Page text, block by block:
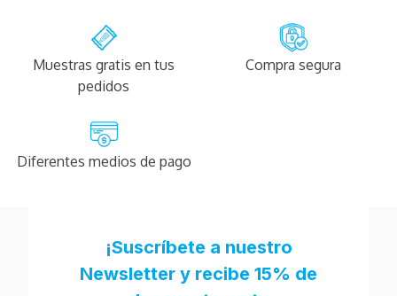
Muestras gratis en tus
pedidos
Compra segura
Diferentes medios de pago